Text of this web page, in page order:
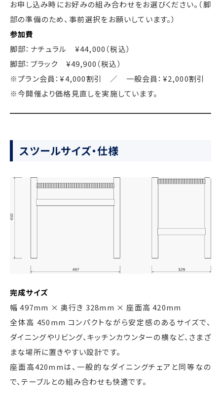
お申し込み時にお好みの組み合わせをお選びください。（脚
部の準備のため、事前選択をお願いしています。）
参加費
脚部：ナチュラル ¥44,000（税込）
脚部：ブラック ¥49,900（税込）
※プラン会員：¥4,000割引 ／ 一般会員：¥2,000割引
※今開催より価格見直しを実施しています。
スツールサイズ・仕様
完成サイズ
幅 497mm × 奥行き 328mm × 座面高 420mm
全体高 450mm コンパクトながら安定感のあるサイズで、
ダイニングやリビング、キッチンカウンターの横など、さまざ
まな場所に置きやすい設計です。
座面高420mmは、一般的なダイニングチェアと同等なの
で、テーブルとの組み合わせも快適です。